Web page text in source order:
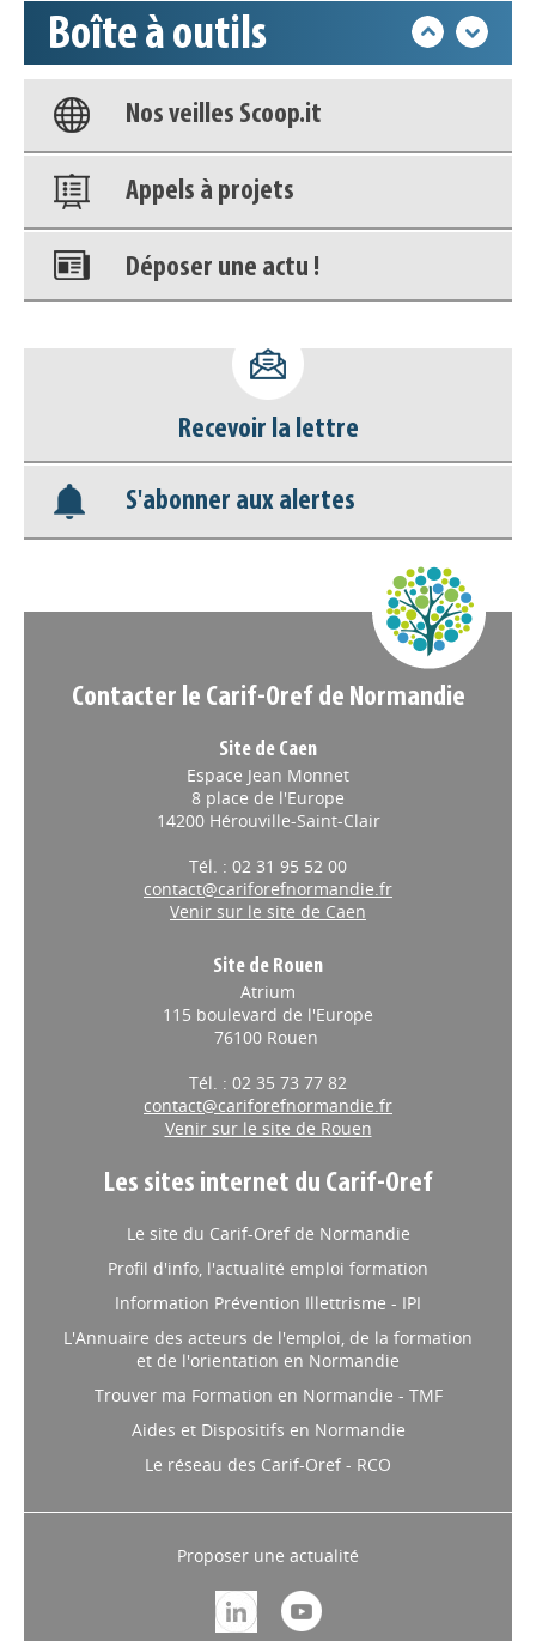
Boîte à outils
Base documentaire
Nos veilles Scoop.it
Appels à projets
Déposer une actu !
déconnecter)
Base documentaire
Nos veilles Scoop.it
Recevoir la lettre
S'abonner aux alertes
Contacter le Carif-Oref de Normandie
Site de Caen
Espace Jean Monnet
8 place de l'Europe
14200 Hérouville-Saint-Clair
Tél. : 02 31 95 52 00
contact@cariforefnormandie.fr
Venir sur le site de Caen
Site de Rouen
Atrium
115 boulevard de l'Europe
76100 Rouen
Tél. : 02 35 73 77 82
contact@cariforefnormandie.fr
Venir sur le site de Rouen
Les sites internet du Carif-Oref
Le site du Carif-Oref de Normandie
Profil d'info, l'actualité emploi formation
Information Prévention Illettrisme - IPI
L'Annuaire des acteurs de l'emploi, de la formation
et de l'orientation en Normandie
Trouver ma Formation en Normandie - TMF
Aides et Dispositifs en Normandie
Le réseau des Carif-Oref - RCO
Proposer une actualité